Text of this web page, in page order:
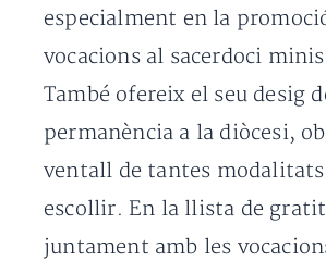
especialment en la
vocacions al sacerdoci
També ofereix el seu desig
permanència a la diòcesi,
ventall de tantes
escollir. En la llista de
juntament amb les